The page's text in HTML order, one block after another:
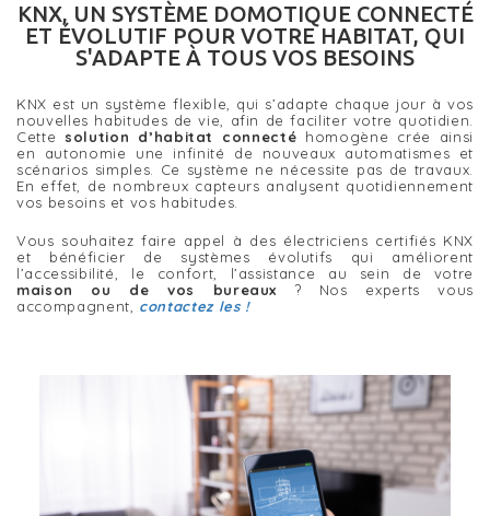
KNX, UN SYSTÈME DOMOTIQUE CONNECTÉ
ET ÉVOLUTIF POUR VOTRE HABITAT, QUI
S'ADAPTE À TOUS VOS BESOINS
KNX est un système flexible, qui s’adapte chaque jour à vos
nouvelles habitudes de vie, afin de faciliter votre quotidien.
Cettesolution d’habitat connecté homogène crée ainsi
en autonomie une infinité de nouveaux automatismes et
scénarios simples. Ce système ne nécessite pas de travaux.
En effet, de nombreux capteurs analysent quotidiennement
vos besoins et vos habitudes.
Vous souhaitez faire appel à des électriciens certifiés KNX
et bénéficier de systèmes évolutifs qui améliorent
l’accessibilité, le confort, l’assistance au sein de votre
maison ou de vos bureaux ? Nos experts vous
accompagnent, contactez les !